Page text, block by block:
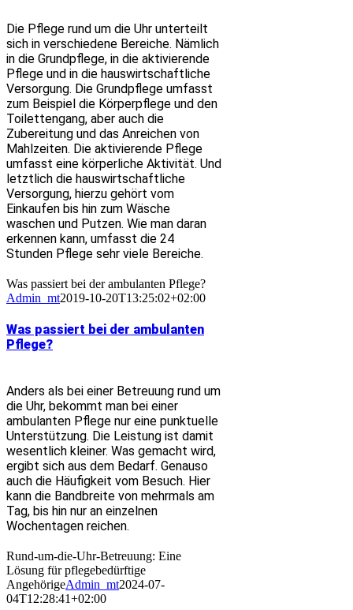
Die Pflege rund um die Uhr unterteilt
sich in verschiedene Bereiche. Nämlich
in die Grundpflege, in die aktivierende
Pflege und in die hauswirtschaftliche
Versorgung. Die Grundpflege umfasst
zum Beispiel die Körperpflege und den
Toilettengang, aber auch die
Zubereitung und das Anreichen von
Mahlzeiten. Die aktivierende Pflege
umfasst eine körperliche Aktivität. Und
letztlich die hauswirtschaftliche
Versorgung, hierzu gehört vom
Einkaufen bis hin zum Wäsche
waschen und Putzen. Wie man daran
erkennen kann, umfasst die 24
Stunden Pflege sehr viele Bereiche.
Was passiert bei der ambulanten Pflege?
Admin_mt2019-10-20T13:25:02+02:00
Was passiert bei der ambulanten
Pflege?
Anders als bei einer Betreuung rund um
die Uhr, bekommt man bei einer
ambulanten Pflege nur eine punktuelle
Unterstützung. Die Leistung ist damit
wesentlich kleiner. Was gemacht wird,
ergibt sich aus dem Bedarf. Genauso
auch die Häufigkeit vom Besuch. Hier
kann die Bandbreite von mehrmals am
Tag, bis hin nur an einzelnen
Wochentagen reichen.
Rund-um-die-Uhr-Betreuung: Eine
Lösung für pflegebedürftige
AngehörigeAdmin_mt2024-07-
04T12:28:41+02:00